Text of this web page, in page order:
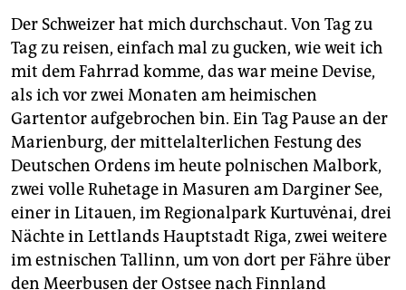
Der Schweizer hat mich durchschaut. Von Tag zu
Tag zu reisen, einfach mal zu gucken, wie weit ich
mit dem Fahrrad komme, das war meine Devise,
als ich vor zwei Monaten am heimischen
Gartentor aufgebrochen bin. Ein Tag Pause an der
Marienburg, der mittelalterlichen Festung des
Deutschen Ordens im heute polnischen Malbork,
zwei volle Ruhetage in Masuren am Darginer See,
einer in Litauen, im Regionalpark Kurtuvėnai, drei
Nächte in Lettlands Hauptstadt Riga, zwei weitere
im estnischen Tallinn, um von dort per Fähre über
den Meerbusen der Ostsee nach Finnland